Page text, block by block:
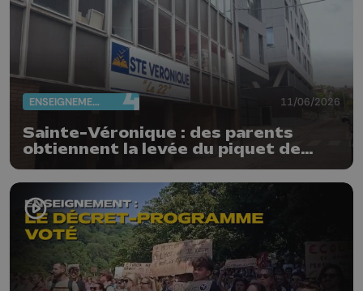
ENSEIGNEMENT 11/06/2026
Sainte-Véronique : des parents
obtiennent la levée du piquet de
grève